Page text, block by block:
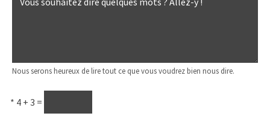
Nous serons heureux de lire tout ce que vous voudrez bien nous dire.
* 4 + 3 =